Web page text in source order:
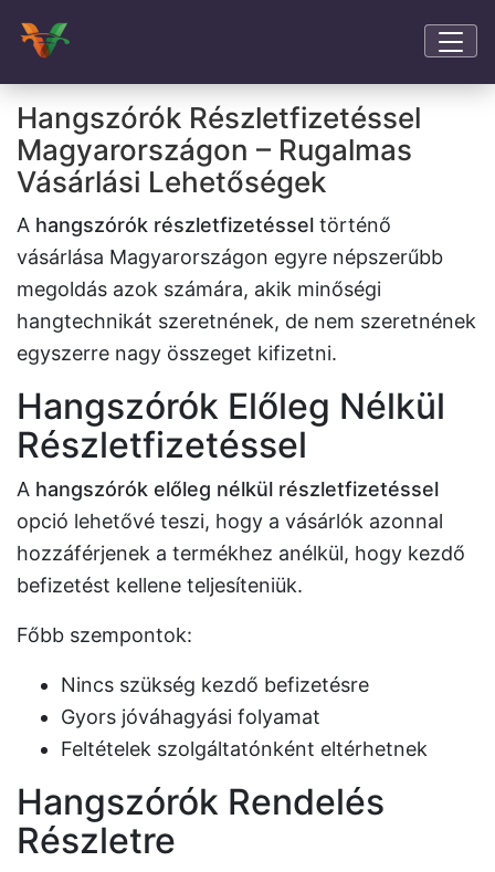
Hangszórók Részletfizetéssel
Magyarországon – Rugalmas
Vásárlási Lehetőségek
A hangszórók részletfizetéssel történő
vásárlása Magyarországon egyre népszerűbb
megoldás azok számára, akik minőségi
hangtechnikát szeretnének, de nem szeretnének
egyszerre nagy összeget kifizetni.
Hangszórók Előleg Nélkül
Részletfizetéssel
A hangszórók előleg nélkül részletfizetéssel
opció lehetővé teszi, hogy a vásárlók azonnal
hozzáférjenek a termékhez anélkül, hogy kezdő
befizetést kellene teljesíteniük.
Főbb szempontok:
Nincs szükség kezdő befizetésre
Gyors jóváhagyási folyamat
Feltételek szolgáltatónként eltérhetnek
Hangszórók Rendelés
Részletre